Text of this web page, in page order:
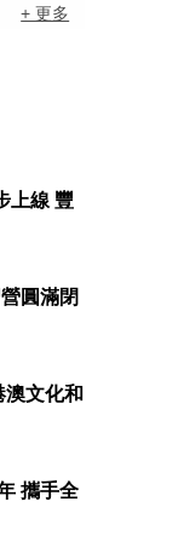
+ 更多
上線 豐
圓滿閉
澳文化和
攜手全